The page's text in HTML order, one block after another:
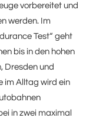
vorbereitet und
werden. Im
Test“ geht
bis in den hohen
Dresden und
im Alltag wird ein
in zwei maximal